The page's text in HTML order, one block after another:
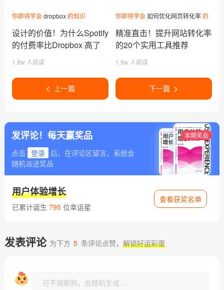
你即将学会dropbox的知识
设计的价值！为什么Spotify
的付费率比Dropbox 高了
667%？
1.8w 人阅读
上一篇
你即将学会如何优化网页转化率 的
知识
精准直击！提升网站转化率
的20个实用工具推荐
1.9w 人阅读
下一篇
发评论！每天赢奖品
点击 登录
后，在评论区留言，系统会
随机派送奖品
本期奖品
用户体验增长
已累计诞生 795位幸运星
查看获奖名单
发表评论 为下方 5 条评论点赞，解锁好运彩蛋